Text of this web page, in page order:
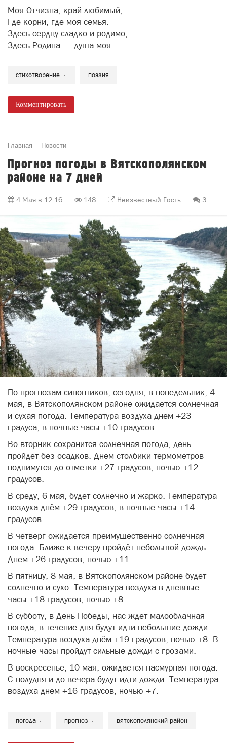
Моя Отчизна, край любимый,
Где корни, где моя семья.
Здесь сердцу сладко и родимо,
Здесь Родина — душа моя.
стихотворение поэзия
Комментировать
Главная Новости
Прогноз погоды в Вятскополянском
районе на 7 дней
4 Мая в 12:16 148 Неизвестный Гость 3
По прогнозам синоптиков, сегодня, в понедельник, 4
мая, в Вятскополянском районе ожидается солнечная
и сухая погода. Температура воздуха днём +23
градуса, в ночные часы +10 градусов.
Во вторник сохранится солнечная погода, день
пройдёт без осадков. Днём столбики термометров
поднимутся до отметки +27 градусов, ночью +12
градусов.
В среду, 6 мая, будет солнечно и жарко. Температура
воздуха днём +29 градусов, в ночные часы +14
градусов.
В четверг ожидается преимущественно солнечная
погода. Ближе к вечеру пройдёт небольшой дождь.
Днём +26 градусов, ночью +11.
В пятницу, 8 мая, в Вятскополянском районе будет
солнечно и сухо. Температура воздуха в дневные
часы +18 градусов, ночью +8.
В субботу, в День Победы, нас ждёт малооблачная
погода, в течение дня будут идти небольшие дожди.
Температура воздуха днём +19 градусов, ночью +8. В
ночные часы пройдут сильные дожди с грозами.
В воскресенье, 10 мая, ожидается пасмурная погода.
С полудня и до вечера будут идти дожди. Температура
воздуха днём +16 градусов, ночью +7.
погода прогноз вятскополянский район